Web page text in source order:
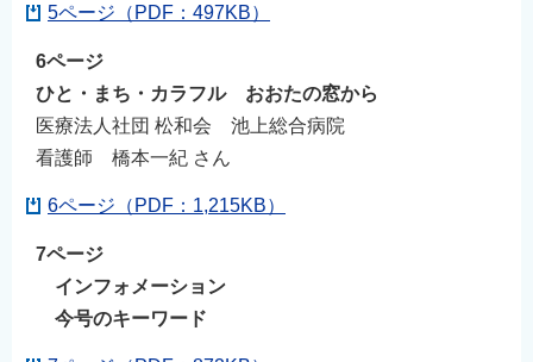
5ページ（PDF：497KB）
6ページ
ひと・まち・カラフル おおたの窓から
医療法人社団 松和会 池上総合病院
看護師 橋本一紀 さん
6ページ（PDF：1,215KB）
7ページ
インフォメーション
今号のキーワード